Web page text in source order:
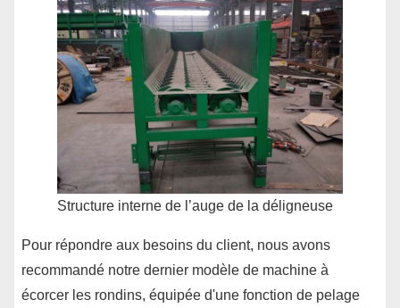
Structure interne de l’auge de la déligneuse
Pour répondre aux besoins du client, nous avons
recommandé notre dernier modèle de machine à
écorcer les rondins, équipée d'une fonction de pelage